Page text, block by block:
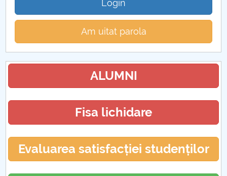
Login
Am uitat parola
ALUMNI
Fisa lichidare
Evaluarea satisfacției studenților